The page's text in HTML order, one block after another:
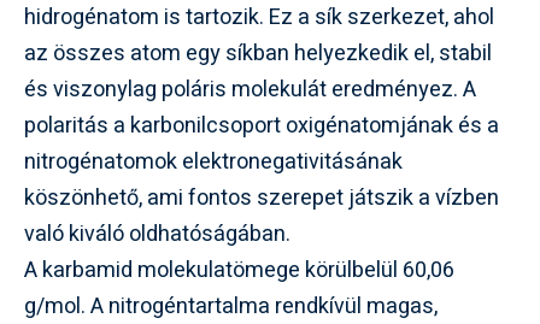
hidrogénatom is tartozik. Ez a sík szerkezet, ahol
az összes atom egy síkban helyezkedik el, stabil
és viszonylag poláris molekulát eredményez. A
polaritás a karbonilcsoport oxigénatomjának és a
nitrogénatomok elektronegativitásának
köszönhető, ami fontos szerepet játszik a vízben
való kiváló oldhatóságában.
A karbamid molekulatömege körülbelül 60,06
g/mol. A nitrogéntartalma rendkívül magas,